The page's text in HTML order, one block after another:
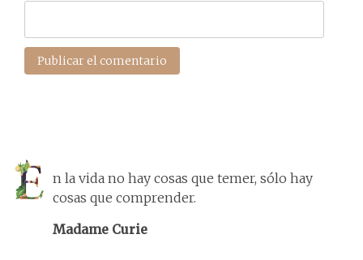
n la vida no hay cosas que temer, sólo hay
cosas que comprender.
Madame Curie